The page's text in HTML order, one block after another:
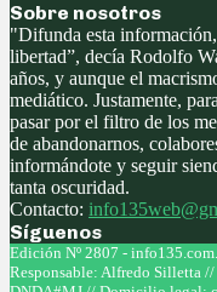
Sobre nosotros
"Difunda esta
libertad”, decía Rodolfo
años, y aunque el
mediático. Justamente,
pasar por el filtro de los
de abandonarnos,
informándote y seguir
tanta oscuridad.
Contacto:
Síguenos
Facebook
Twitter
Instagram
Youtube
Edición Nº 2807 -
Responsable: Alfredo Silletta